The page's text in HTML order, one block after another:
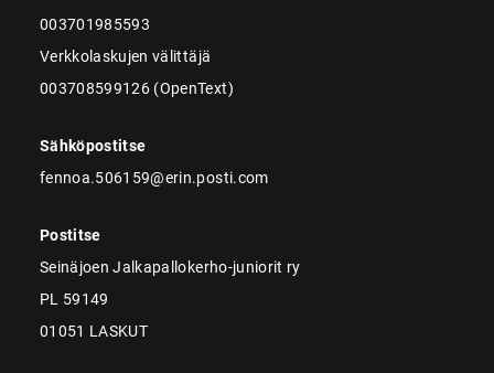
003701985593
Verkkolaskujen välittäjä
003708599126 (OpenText)
Sähköpostitse
fennoa.506159@erin.posti.com
Postitse
Seinäjoen Jalkapallokerho-juniorit ry
PL 59149
01051 LASKUT